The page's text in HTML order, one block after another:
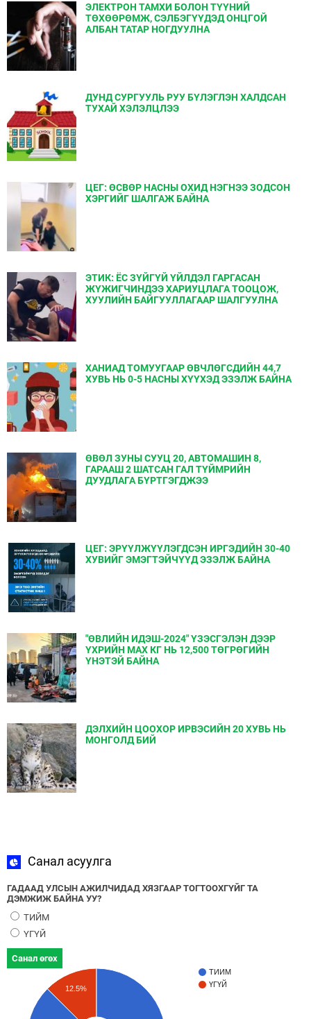
ЭЛЕКТРОН ТАМХИ БОЛОН ТҮҮНИЙ
ТӨХӨӨРӨМЖ, СЭЛБЭГҮҮДЭД ОНЦГОЙ
АЛБАН ТАТАР НОГДУУЛНА
ДУНД СУРГУУЛЬ РУУ БҮЛЭГЛЭН ХАЛДСАН
ТУХАЙ ХЭЛЭЛЦЛЭЭ
ЦЕГ: ӨСВӨР НАСНЫ ОХИД НЭГНЭЭ ЗОДСОН
ХЭРГИЙГ ШАЛГАЖ БАЙНА
ЭТИК: ЁС ЗҮЙГҮЙ ҮЙЛДЭЛ ГАРГАСАН
ЖҮЖИГЧИНДЭЭ ХАРИУЦЛАГА ТООЦОЖ,
ХУУЛИЙН БАЙГУУЛЛАГААР ШАЛГУУЛНА
ХАНИАД ТОМУУГААР ӨВЧЛӨГСДИЙН 44,7
ХУВЬ НЬ 0-5 НАСНЫ ХҮҮХЭД ЭЗЭЛЖ БАЙНА
ӨВӨЛ ЗУНЫ СУУЦ 20, АВТОМАШИН 8,
ГАРААШ 2 ШАТСАН ГАЛ ТҮЙМРИЙН
ДУУДЛАГА БҮРТГЭГДЖЭЭ
ЦЕГ: ЭРҮҮЛЖҮҮЛЭГДСЭН ИРГЭДИЙН 30-40
ХУВИЙГ ЭМЭГТЭЙЧҮҮД ЭЗЭЛЖ БАЙНА
"ӨВЛИЙН ИДЭШ-2024" ҮЗЭСГЭЛЭН ДЭЭР
ҮХРИЙН МАХ КГ НЬ 12,500 ТӨГРӨГИЙН
ҮНЭТЭЙ БАЙНА
ДЭЛХИЙН ЦООХОР ИРВЭСИЙН 20 ХУВЬ НЬ
МОНГОЛД БИЙ
Санал асуулга
ГАДААД УЛСЫН АЖИЛЧИДАД ХЯЗГААР ТОГТООХГҮЙГ ТА
ДЭМЖИЖ БАЙНА УУ?
ТИЙМ
ҮГҮЙ
Санал өгөх
ТИЙМ
ҮГҮЙ
12.5%